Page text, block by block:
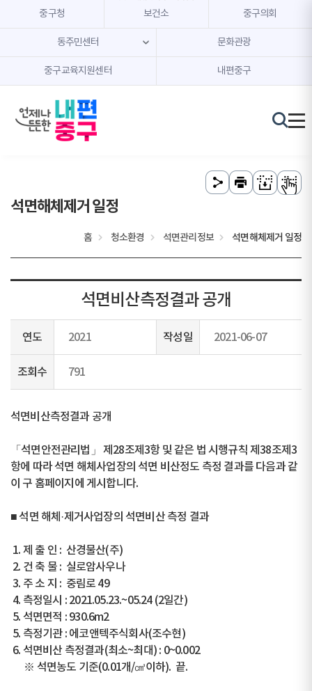
본문 내용 바로가기
주메뉴 바로가기
중구청 보건소 중구의회
동주민센터 문화관광
중구교육지원센터 내편중구
석면해체제거 일정
홈 청소환경 석면관리정보 석면해체제거 일정
석면비산측정결과 공개
연도 2021 작성일 2021-06-07
조회수 791
석면비산측정결과 공개
「석면안전관리법」 제28조제3항 및 같은 법 시행규칙 제38조제3
항에 따라 석면 해체사업장의 석면 비산정도 측정 결과를 다음과 같
이 구 홈페이지에 게시합니다.
■ 석면 해체·제거사업장의 석면비산 측정 결과
1. 제 출 인 : 산경물산(주)
2. 건 축 물 : 실로암사우나
3. 주 소 지 : 중림로 49
4. 측정일시 : 2021.05.23.~05.24 (2일간)
5. 석면면적 : 930.6m2
5. 측정기관 : 에코앤텍주식회사(조수현)
6. 석면비산 측정결과(최소~최대) : 0~0.002
※ 석면농도 기준(0.01개/㎤이하). 끝.